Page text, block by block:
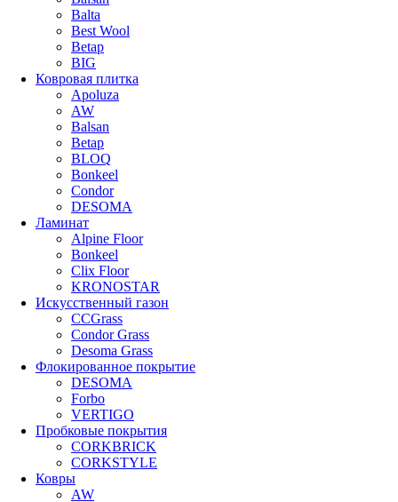
Balta
Best Wool
Betap
BIG
Ковровая плитка
Apoluza
AW
Balsan
Betap
BLOQ
Bonkeel
Condor
DESOMA
Ламинат
Alpine Floor
Bonkeel
Clix Floor
KRONOSTAR
Искусственный газон
CCGrass
Condor Grass
Desoma Grass
Флокированное покрытие
DESOMA
Forbo
VERTIGO
Пробковые покрытия
CORKBRICK
CORKSTYLE
Ковры
AW